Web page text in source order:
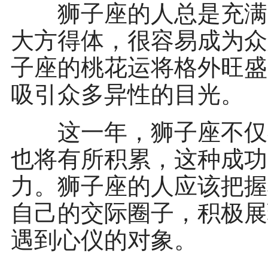
狮子座的人总是充满
大方得体，很容易成为
子座的桃花运将格外旺
吸引众多异性的目光。
这一年，狮子座不仅
也将有所积累，这种成
力。狮子座的人应该把
自己的交际圈子，积极
遇到心仪的对象。